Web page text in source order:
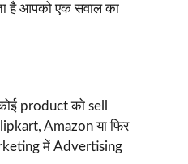
है आपको एक सवाल का
product को sell
Amazon या फिर
में Advertising